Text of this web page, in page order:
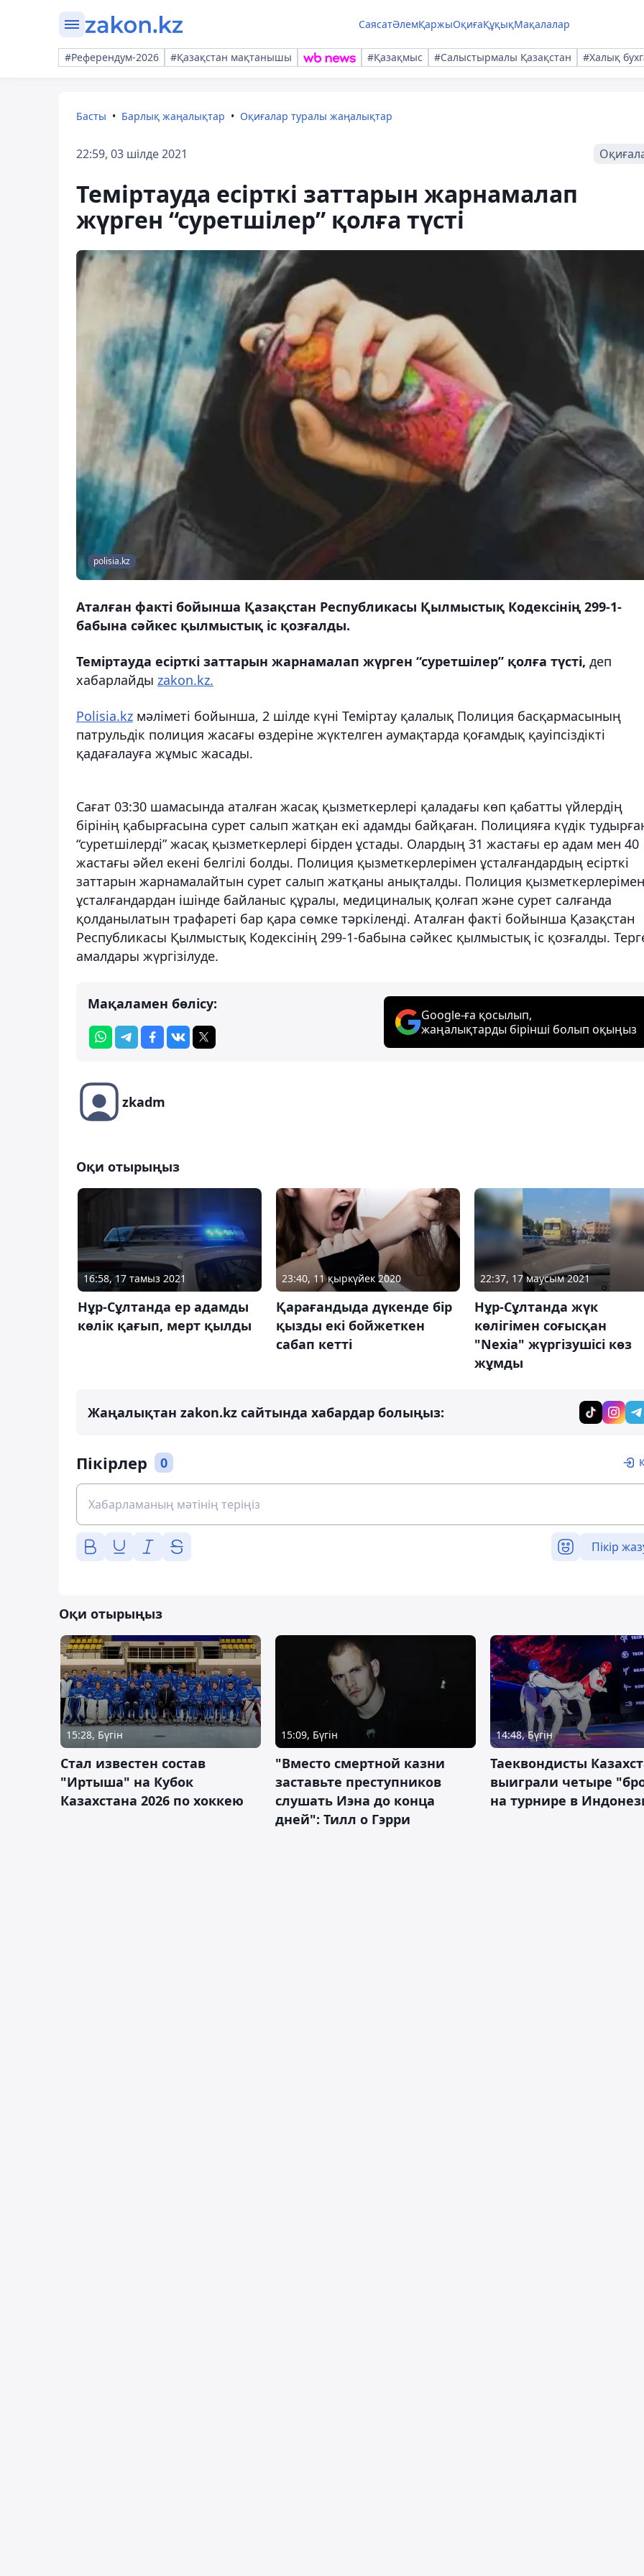
СаясатӘлемҚаржыОқиғаҚұқықМақалалар
#Референдум-2026 #Қазақстан мақтанышы #Қазақмыс #Салыстырмалы Қазақстан #Халық
Басты Барлық жаңалықтар Оқиғалар туралы жаңалықтар
22:59, 03 шілде 2021
Теміртауда есірткі заттарын жарнамалап
жүрген “суретшілер” қолға түсті
polisia.kz
Аталған факті бойынша Қазақстан Республикасы Қылмыстық Кодексінің 299-1-
бабына сәйкес қылмыстық іс қозғалды.
Теміртауда есірткі заттарын жарнамалап жүрген “суретшілер” қолға түсті, деп
хабарлайды zakon.kz.
Polisia.kz мәліметі бойынша, 2 шілде күні Теміртау қалалық Полиция басқармасының
патрульдік полиция жасағы өздеріне жүктелген аумақтарда қоғамдық қауіпсіздікті
қадағалауға жұмыс жасады.
Сағат 03:30 шамасында аталған жасақ қызметкерлері қаладағы көп қабатты үйлердің
бірінің қабырғасына сурет салып жатқан екі адамды байқаған. Полицияға күдік
“суретшілерді” жасақ қызметкерлері бірден ұстады. Олардың 31 жастағы ер адам мен 40
жастағы әйел екені белгілі болды. Полиция қызметкерлерімен ұсталғандардың есірткі
заттарын жарнамалайтын сурет салып жатқаны анықталды. Полиция қызметкерлерімен
ұсталғандардан ішінде байланыс құралы, медициналық қолғап және сурет салғанда
қолданылатын трафареті бар қара сөмке тәркіленді. Аталған факті бойынша Қазақстан
Республикасы Қылмыстық Кодексінің 299-1-бабына сәйкес қылмыстық іс қозғалды.
амалдары жүргізілуде.
Мақаламен бөлісу:
Google-ға қосылып,
жаңалықтарды бірінші болып оқыңыз
zkadm
Оқи отырыңыз
16:58, 17 тамыз 2021
Нұр-Сұлтанда ер адамды
көлік қағып, мерт қылды
23:40, 11 қыркүйек 2020
Қарағандыда дүкенде бір
қызды екі бойжеткен
сабап кетті
22:37, 17 маусым 2021
Нұр-Сұлтанда жүк
көлігімен соғысқан
"Nexia" жүргізушісі көз
жұмды
Жаңалықтан zakon.kz сайтында хабардар болыңыз:
Пікірлер 0
Пікір
Оқи отырыңыз
15:28, Бүгін
Стал известен состав
"Иртыша" на Кубок
Казахстана 2026 по хоккею
15:09, Бүгін
"Вместо смертной казни
заставьте преступников
слушать Иэна до конца
дней": Тилл о Гэрри
14:48, Бүгін
Таеквондисты
выиграли четыре
на турнире в